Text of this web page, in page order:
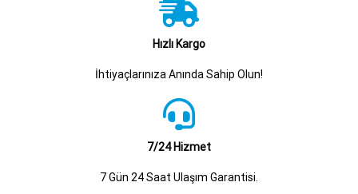
Hızlı Kargo
İhtiyaçlarınıza Anında Sahip Olun!
7/24 Hizmet
7 Gün 24 Saat Ulaşım Garantisi.